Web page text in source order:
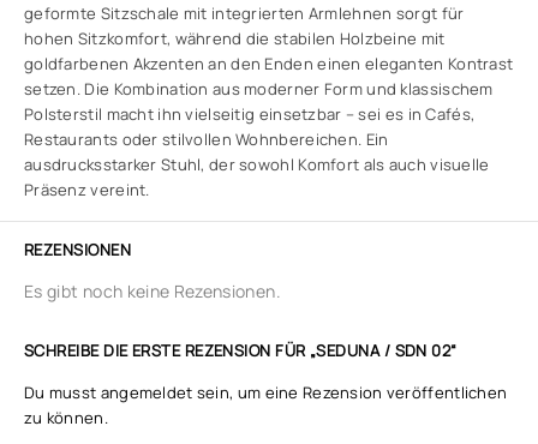
geformte Sitzschale mit integrierten Armlehnen sorgt für
hohen Sitzkomfort, während die stabilen Holzbeine mit
goldfarbenen Akzenten an den Enden einen eleganten Kontrast
setzen. Die Kombination aus moderner Form und klassischem
Polsterstil macht ihn vielseitig einsetzbar – sei es in Cafés,
Restaurants oder stilvollen Wohnbereichen. Ein
ausdrucksstarker Stuhl, der sowohl Komfort als auch visuelle
Präsenz vereint.
REZENSIONEN
Es gibt noch keine Rezensionen.
SCHREIBE DIE ERSTE REZENSION FÜR „SEDUNA / SDN 02“
Du musst angemeldet sein, um eine Rezension veröffentlichen
zu können.